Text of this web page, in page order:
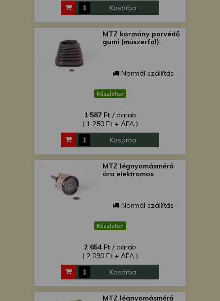
Kosárba
MTZ kormány porvédő
gumi (műszerfal)
Normál szállítás
Készleten
1 587 Ft / darab
( 1 250 Ft + ÁFA )
Kosárba
MTZ légnyomásmérő
óra elektromos
Normál szállítás
Készleten
2 654 Ft / darab
( 2 090 Ft + ÁFA )
Kosárba
MTZ légnyomásmérő